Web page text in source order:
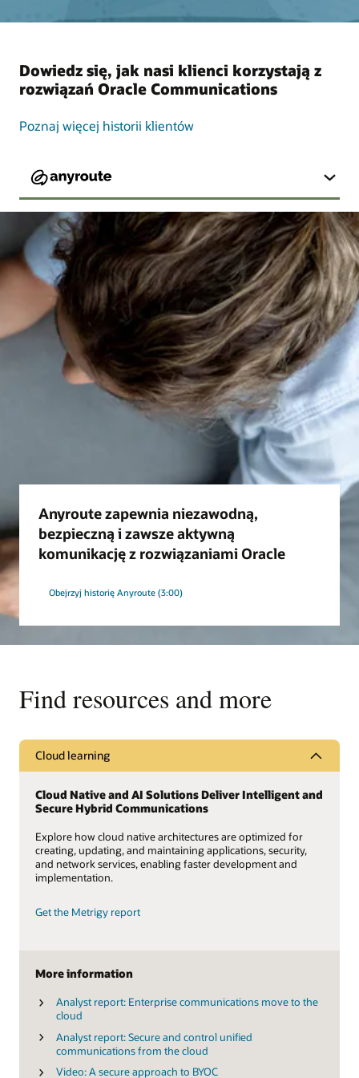
Dowiedz się, jak nasi klienci korzystają z
rozwiązań Oracle Communications
Poznaj więcej historii klientów
Anyroute zapewnia niezawodną,
bezpieczną i zawsze aktywną
komunikację z rozwiązaniami Oracle
Obejrzyj historię Anyroute (3:00)
Find resources and more
Cloud learning
Cloud Native and AI Solutions Deliver Intelligent and
Secure Hybrid Communications
Explore how cloud native architectures are optimized for
creating, updating, and maintaining applications, security,
and network services, enabling faster development and
implementation.
Get the Metrigy report
More information
Analyst report: Enterprise communications move to the
cloud
Analyst report: Secure and control unified
communications from the cloud
Video: A secure approach to BYOC